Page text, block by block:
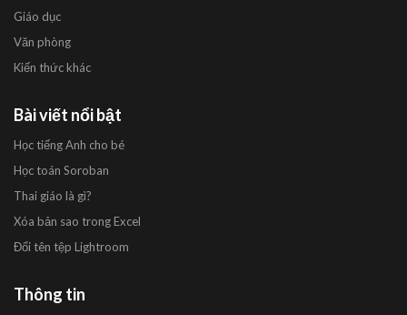
Giáo dục
Văn phòng
Kiến thức khác
Bài viết nổi bật
Học tiếng Anh cho bé
Học toán Soroban
Thai giáo là gì?
Xóa bản sao trong Excel
Đổi tên tệp Lightroom
Thông tin